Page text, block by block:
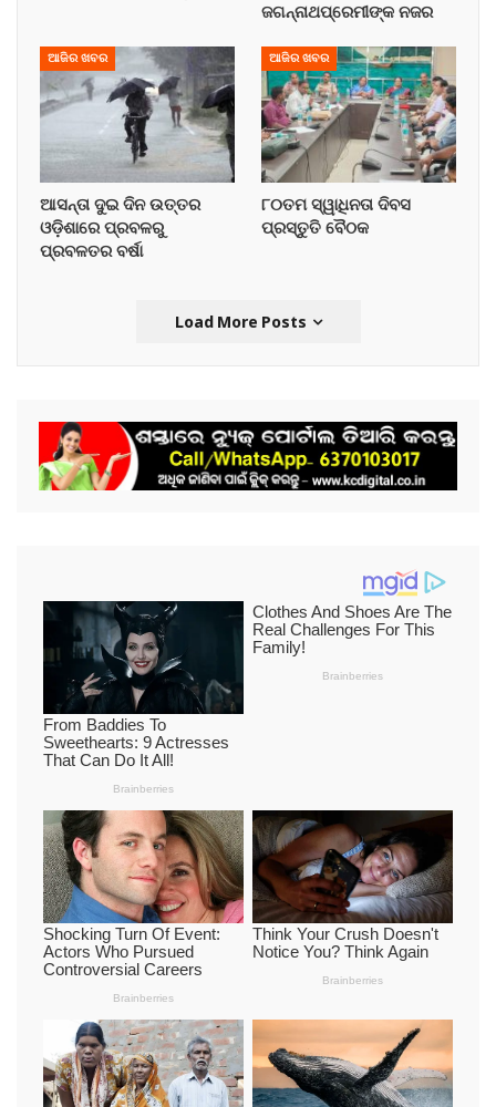
ଜଗନ୍ନାଥପ୍ରେମୀଙ୍କ ନଜର
ଆଜିର ଖବର
ଆସନ୍ତା ଦୁଇ ଦିନ ଉତ୍ତର
ଓଡ଼ିଶାରେ ପ୍ରବଳରୁ
ପ୍ରବଳତର ବର୍ଷା
ଆଜିର ଖବର
୮୦ତମ ସ୍ୱାଧିନତା ଦିବସ
ପ୍ରସ୍ତୁତି ବୈଠକ
Load More Posts